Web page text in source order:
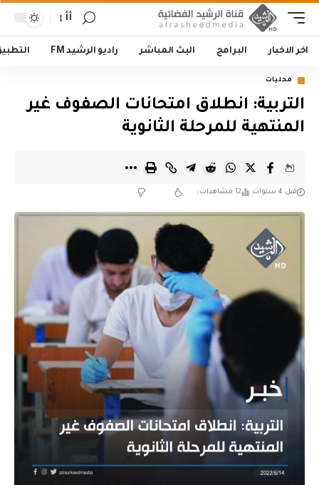
أأ
اخر الاخبار البرامج البث المباشر راديو الرشيد FM
محليات
التربية: ‏انطلاق امتحانات الصفوف غير
المنتهية للمرحلة الثانوية
قبل 4 سنوات 12 مشاهدات